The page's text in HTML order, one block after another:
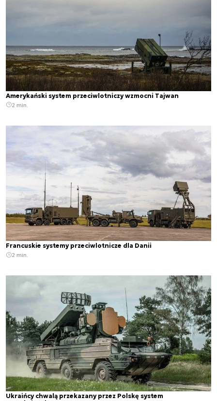
Amerykański system przeciwlotniczy wzmocni Tajwan
2 min.
Francuskie systemy przeciwlotnicze dla Danii
2 min.
Ukraińcy chwalą przekazany przez Polskę system